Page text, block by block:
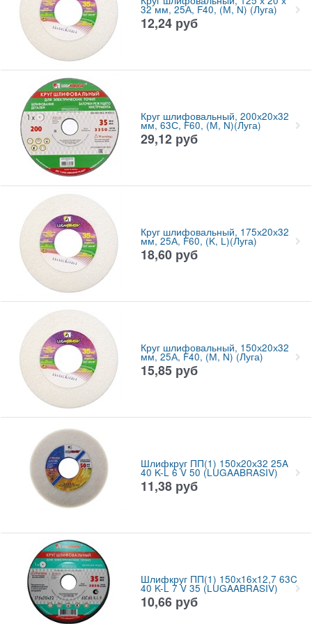
32 мм, 25А, F40, (М, N) (Луга)
12,24 руб
Круг шлифовальный, 200х20х32
мм, 63С, F60, (М, N)(Луга)
29,12 руб
Круг шлифовальный, 175х20х32
мм, 25А, F60, (K, L)(Луга)
18,60 руб
Круг шлифовальный, 150х20х32
мм, 25А, F40, (М, N) (Луга)
15,85 руб
Шлифкруг ПП(1) 150х20х32 25A
40 K-L 6 V 50 (LUGAABRASIV)
11,38 руб
Шлифкруг ПП(1) 150х16х12,7 63C
40 K-L 7 V 35 (LUGAABRASIV)
10,66 руб